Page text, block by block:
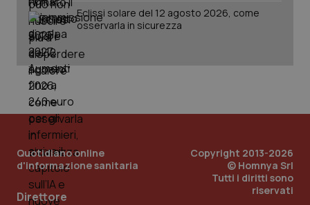
Eclissi solare del 12 agosto 2026, come
osservarla in sicurezza
Quotidiano online
d'informazione sanitaria
Direttore
Copyright 2013-2026
© Homnya Srl
Tutti i diritti sono
riservati
PHPSESSID